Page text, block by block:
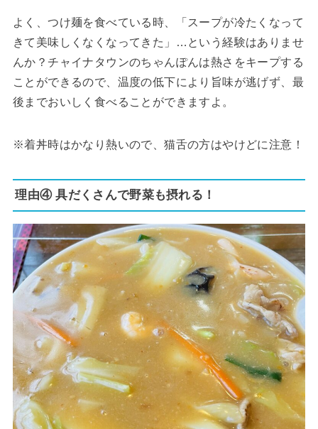
よく、つけ麺を食べている時、「スープが冷たくなって
きて美味しくなくなってきた」…という経験はありませ
んか？チャイナタウンのちゃんぽんは熱さをキープする
ことができるので、温度の低下により旨味が逃げず、最
後までおいしく食べることができますよ。
※着丼時はかなり熱いので、猫舌の方はやけどに注意！
理由④ 具だくさんで野菜も摂れる！